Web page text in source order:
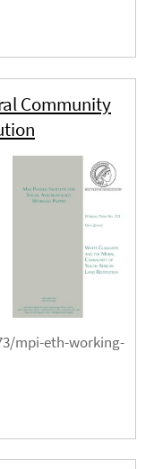
Community
mpi-eth-working-